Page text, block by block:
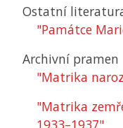
Ostatní
"Památce
Archivní pramen
"Matrika
"Matrika